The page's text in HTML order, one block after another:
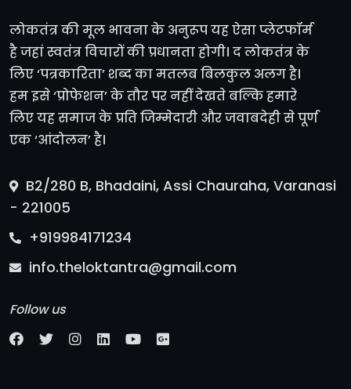
लोकतंत्र की मूल भावना के अनुरूप यह ऐसा प्लेटफॉर्म
है जहां स्वतंत्र विचारों की प्रधानता होगी। द लोकतंत्र के
लिए ‘पत्रकारिता’ शब्द का मतलब बिलकुल अलग है।
हम इसे ‘प्रोफेशन’ के तौर पर नहीं देखते बल्कि हमारे
लिए यह समाज के प्रति जिम्मेदारी और जवाबदेही से पूर्ण
एक ‘आंदोलन’ है।
B2/280 B, Bhadaini, Assi Chauraha, Varanasi
- 221005
+919984171234
info.theloktantra@gmail.com
Follow us